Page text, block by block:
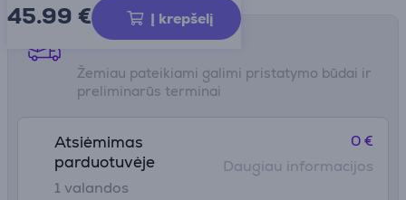
45.99 € Į krepšelį
Pristatymo būdai
Žemiau pateikiami galimi pristatymo būdai ir
preliminarūs terminai
Atsiėmimas
parduotuvėje
1 valandos
0 €
Daugiau informacijos